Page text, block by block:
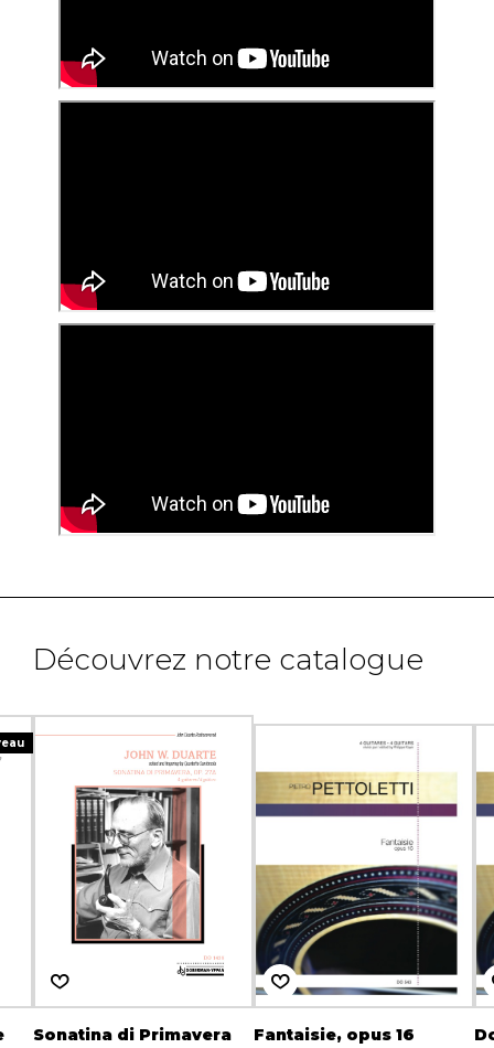
Découvrez notre catalogue
Sonatina di Primavera Fantaisie, opus 16